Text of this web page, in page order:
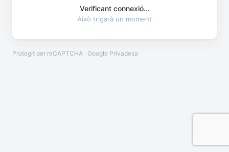
Verificant connexió...
Això trigarà un moment
Protegit per reCAPTCHA · Google Privadesa